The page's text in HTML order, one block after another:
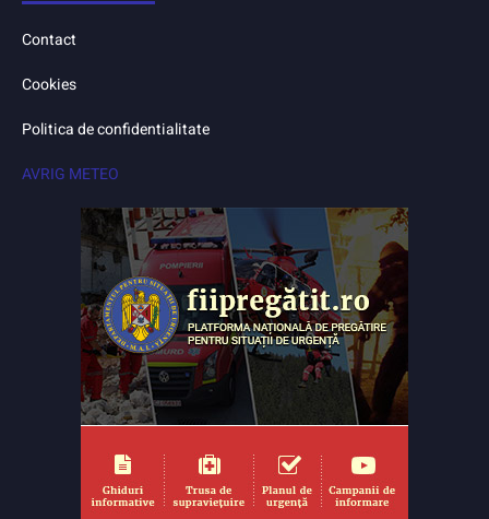
Contact
Cookies
Politica de confidentialitate
AVRIG METEO